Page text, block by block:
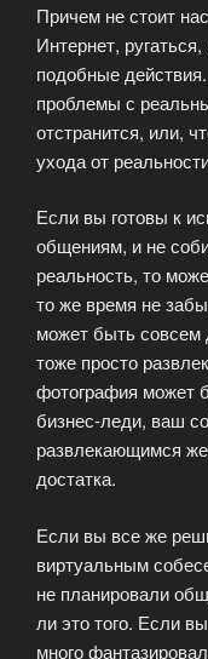
Причем не стоит
Интернет,
подобные
проблемы с
отстранится, или,
ухода от
Если вы готовы к
общениям, и не
реальность, то
то же время не
может быть совсем
тоже просто
фотография может
бизнес-леди, ваш
развлекающимся
достатка.
Если вы все же
виртуальным
не планировали
ли это того. Если
много